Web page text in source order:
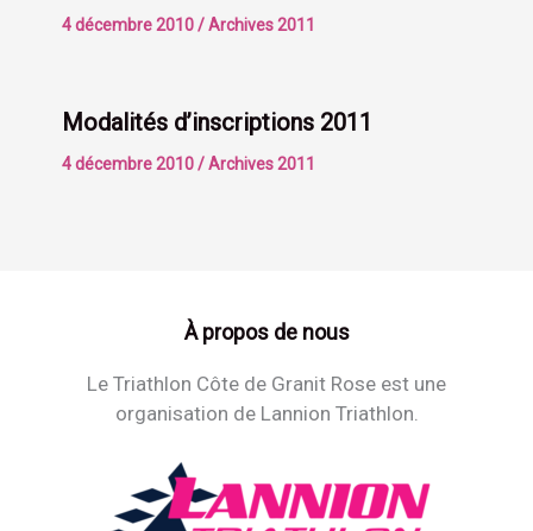
4 décembre 2010/Archives 2011
Modalités d’inscriptions 2011
4 décembre 2010/Archives 2011
À propos de nous
Le Triathlon Côte de Granit Rose est une
organisation de Lannion Triathlon.